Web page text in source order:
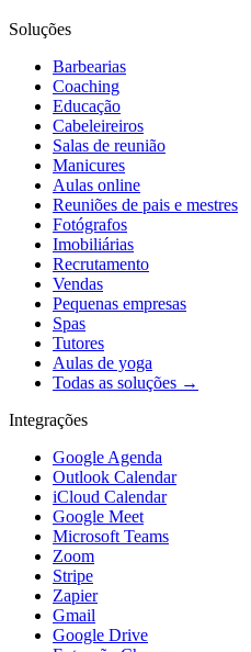
Soluções
Barbearias
Coaching
Educação
Cabeleireiros
Salas de reunião
Manicures
Aulas online
Reuniões de pais e mestres
Fotógrafos
Imobiliárias
Recrutamento
Vendas
Pequenas empresas
Spas
Tutores
Aulas de yoga
Todas as soluções →
Integrações
Google Agenda
Outlook Calendar
iCloud Calendar
Google Meet
Microsoft Teams
Zoom
Stripe
Zapier
Gmail
Google Drive